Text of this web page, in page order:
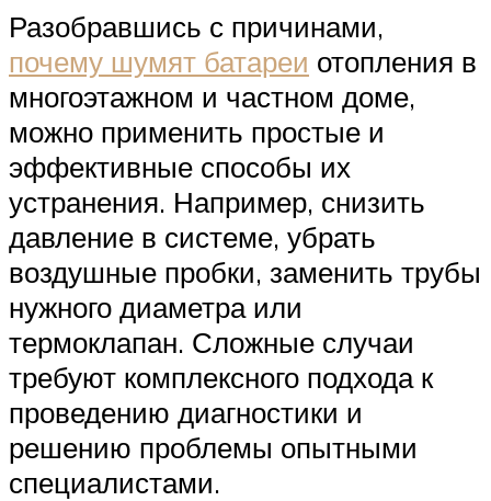
Разобравшись с причинами,
почему шумят батареи отопления в
многоэтажном и частном доме,
можно применить простые и
эффективные способы их
устранения. Например, снизить
давление в системе, убрать
воздушные пробки, заменить трубы
нужного диаметра или
термоклапан. Сложные случаи
требуют комплексного подхода к
проведению диагностики и
решению проблемы опытными
специалистами.